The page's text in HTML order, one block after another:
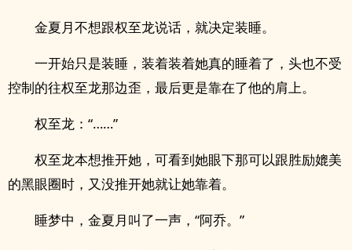
金夏月不想跟权至龙说话，就决定装睡。
一开始只是装睡，装着装着她真的睡着了，头也不受
控制的往权至龙那边歪，最后更是靠在了他的肩上。
权至龙：“……”
权至龙本想推开她，可看到她眼下那可以跟胜励媲美
的黑眼圈时，又没推开她就让她靠着。
睡梦中，金夏月叫了一声，“阿乔。”